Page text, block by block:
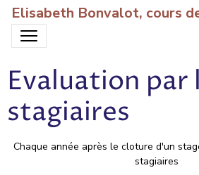
Elisabeth Bonvalot, cours
Evaluation par
stagiaires
Chaque année après le cloture d'un
stagiaires